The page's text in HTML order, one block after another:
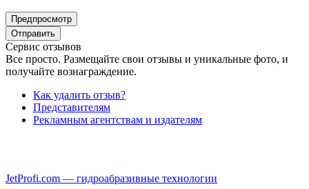
Сервис отзывов
Все просто. Размещайте свои отзывы и уникальные фото, и
получайте вознаграждение.
Как удалить отзыв?
Представителям
Рекламным агентствам и издателям
JetProfi.com — гидроабразивные технологии